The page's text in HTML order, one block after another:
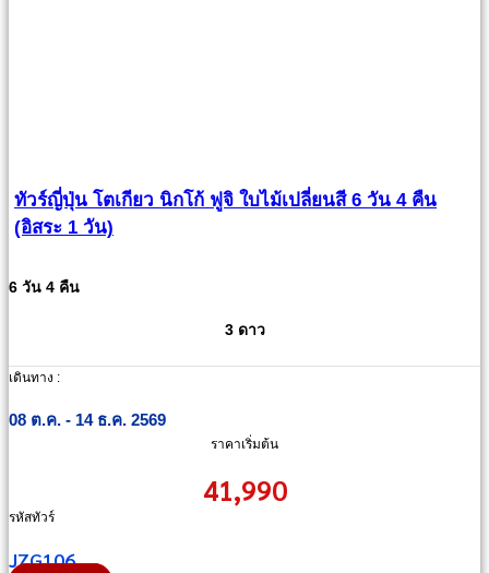
ทัวร์ญี่ปุ่น โตเกียว นิกโก้ ฟูจิ ใบไม้เปลี่ยนสี 6 วัน 4 คืน
(อิสระ 1 วัน)
6 วัน 4 คืน
3 ดาว
เดินทาง :
08 ต.ค. - 14 ธ.ค. 2569
ราคาเริ่มต้น
41,990
รหัสทัวร์
JZG106